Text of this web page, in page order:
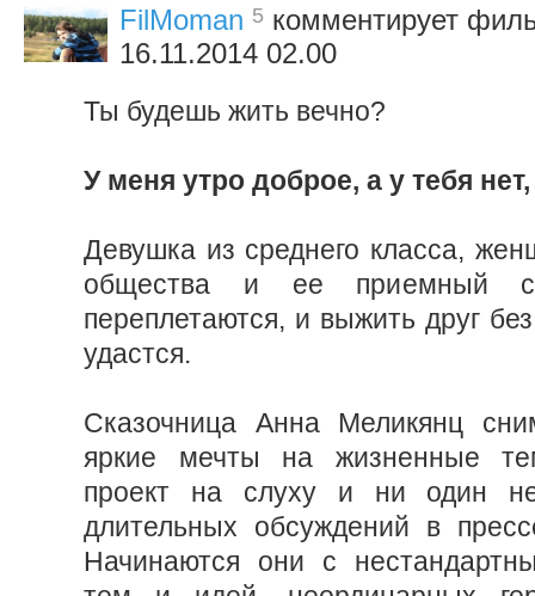
FilMoman 5 комментирует
16.11.2014 02.00
Ты будешь жить вечно?
У меня утро доброе, а у тебя
Девушка из среднего класса,
общества и ее приемный
переплетаются, и выжить друг
удастся.
Сказочница Анна Меликянц
яркие мечты на жизненные
проект на слуху и ни один
длительных обсуждений в
Начинаются они с